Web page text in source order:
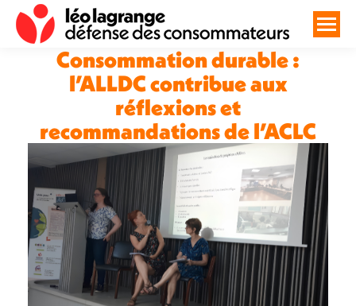
Consommation durable :
l’ALLDC contribue aux
réflexions et
recommandations de l’ACLC
Vous êtes ici :